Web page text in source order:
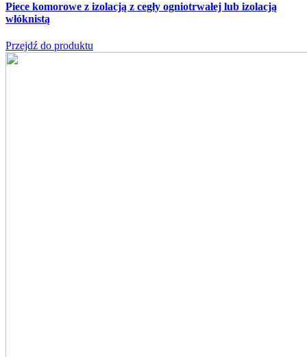
Piece komorowe z izolacją z cegły ogniotrwałej lub izolacją
włóknistą
Przejdź do produktu